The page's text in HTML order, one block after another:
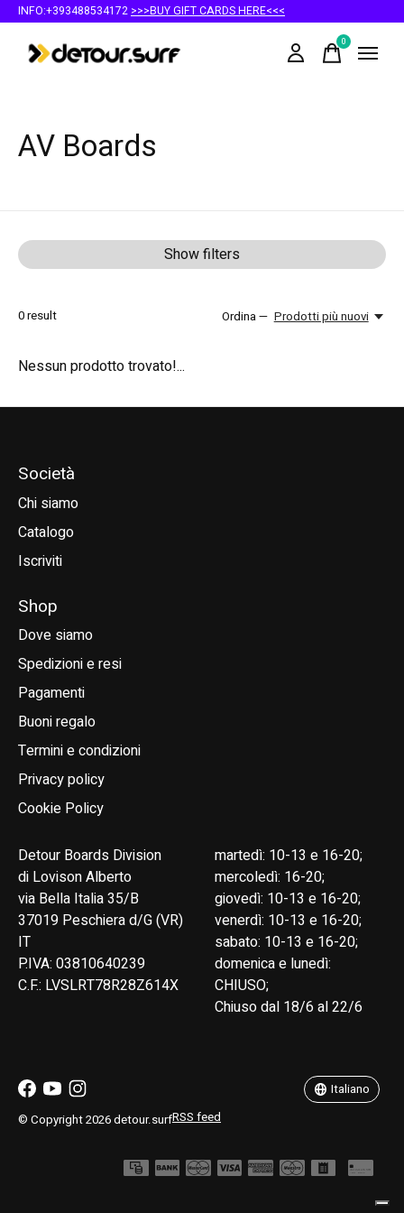
INFO:+393488534172 >>>BUY GIFT CARDS HERE<<<
0items
AV Boards
Show filters
0result Ordina — Prodotti più nuovi
Nessun prodotto trovato!...
Società
Chi siamo
Catalogo
Iscriviti
Shop
Dove siamo
Spedizioni e resi
Pagamenti
Buoni regalo
Termini e condizioni
Privacy policy
Cookie Policy
Detour Boards Division
di Lovison Alberto
via Bella Italia 35/B
37019 Peschiera d/G (VR)
IT
P.IVA: 03810640239
C.F.: LVSLRT78R28Z614X
martedì: 10-13 e 16-20;
mercoledì: 16-20;
giovedì: 10-13 e 16-20;
venerdì: 10-13 e 16-20;
sabato: 10-13 e 16-20;
domenica e lunedì:
CHIUSO;
Chiuso dal 18/6 al 22/6
© Copyright 2026 detour.surfRSS feed
Italiano
English